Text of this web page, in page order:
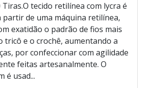
tecido retilínea com lycra é
partir de uma máquina retilínea,
exatidão o padrão de fios mais
tricô e o crochê, aumentando a
por confeccionar com agilidade
feitas artesanalmente. O
é usad...